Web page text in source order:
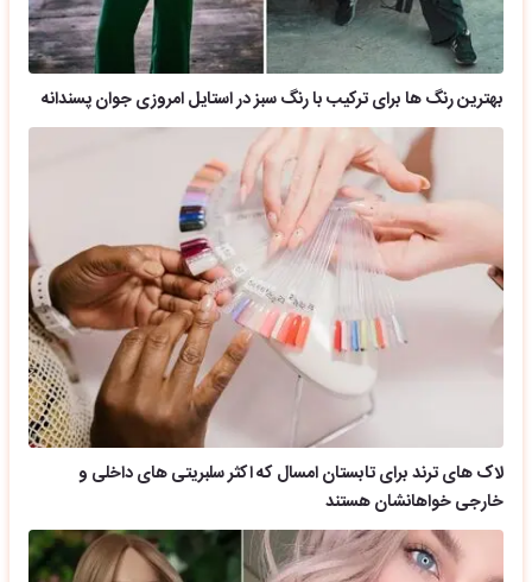
بهترین رنگ ها برای ترکیب با رنگ سبز در استایل امروزی جوان پسندانه
لاک های ترند برای تابستان امسال که اکثر سلبریتی های داخلی و
خارجی خواهانشان هستند